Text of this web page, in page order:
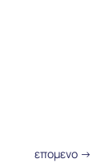
επομενο→